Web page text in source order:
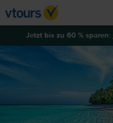
Jetzt bis zu 60 % sparen: